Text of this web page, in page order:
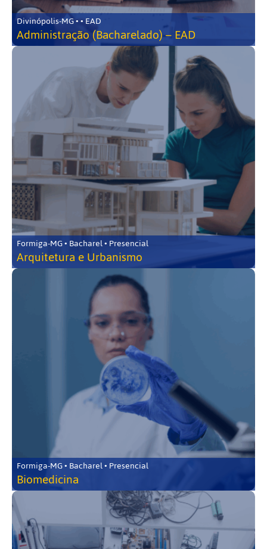
Divinópolis-MG • • EAD
Administração (Bacharelado) – EAD
Formiga-MG • Bacharel • Presencial
Arquitetura e Urbanismo
Formiga-MG • Bacharel • Presencial
Biomedicina